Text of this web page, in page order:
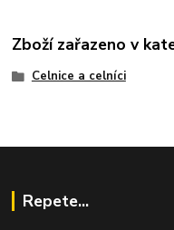
Zboží zařazeno v
Celnice a celníci
Repete...